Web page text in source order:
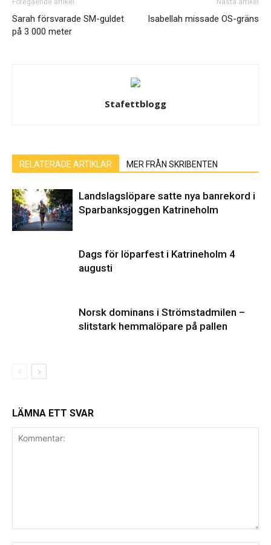
Föregående artikel
Sarah försvarade SM-guldet
på 3 000 meter
Nästa artikel
Isabellah missade OS-gräns
Stafettblogg
RELATERADE ARTIKLAR MER FRÅN SKRIBENTEN
Landslagslöpare satte nya banrekord i
Sparbanksjoggen Katrineholm
Dags för löparfest i Katrineholm 4
augusti
Norsk dominans i Strömstadmilen –
slitstark hemmalöpare på pallen
LÄMNA ETT SVAR